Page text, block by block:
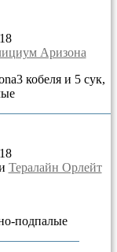
Аризона
3 кобеля и 5 сук,
Тералайн Орлейт
подпалые